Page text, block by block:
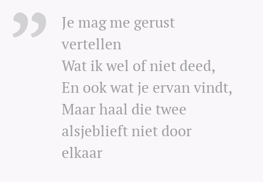
Je mag me gerust
vertellen
Wat ik wel of niet deed,
En ook wat je ervan vindt,
Maar haal die twee
alsjeblieft niet door
elkaar